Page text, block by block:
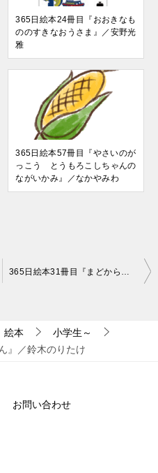
365日絵本24冊目『おおきなも
ののすきなおうさま』／安野光
雅
365日絵本57冊目『やさいのが
っこう とうもろこしちゃんの
ながいかみ』／なかやみわ
365日絵本31冊目『まどからおくりもの』／五味太郎
絵本
小学生～
』／鈴木のりたけ
お問い合わせ